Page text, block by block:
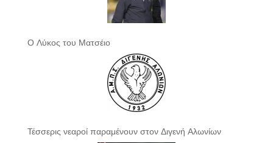
Ο Λύκος του Ματσέιο
Τέσσερις νεαροί παραμένουν στον Διγενή Αλωνίων